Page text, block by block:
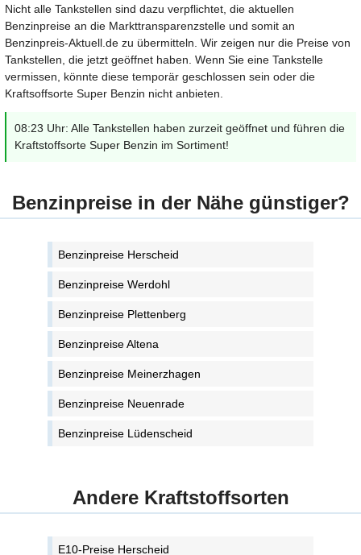
Nicht alle Tankstellen sind dazu verpflichtet, die aktuellen
Benzinpreise an die Markttransparenzstelle und somit an
Benzinpreis-Aktuell.de zu übermitteln. Wir zeigen nur die Preise von
Tankstellen, die jetzt geöffnet haben. Wenn Sie eine Tankstelle
vermissen, könnte diese temporär geschlossen sein oder die
Kraftsoffsorte Super Benzin nicht anbieten.
08:23 Uhr: Alle Tankstellen haben zurzeit geöffnet und führen die
Kraftstoffsorte Super Benzin im Sortiment!
Benzinpreise in der Nähe günstiger?
Benzinpreise Herscheid
Benzinpreise Werdohl
Benzinpreise Plettenberg
Benzinpreise Altena
Benzinpreise Meinerzhagen
Benzinpreise Neuenrade
Benzinpreise Lüdenscheid
Andere Kraftstoffsorten
E10-Preise Herscheid